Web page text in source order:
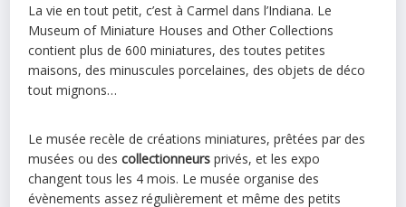
La vie en tout petit, c’est à Carmel dans l’Indiana. Le
Museum of Miniature Houses and Other Collections
contient plus de 600 miniatures, des toutes petites
maisons, des minuscules porcelaines, des objets de déco
tout mignons…
Le musée recèle de créations miniatures, prêtées par des
musées ou descollectionneurs privés, et les expo
changent tous les 4 mois. Le musée organise des
évènements assez régulièrement et même des petits